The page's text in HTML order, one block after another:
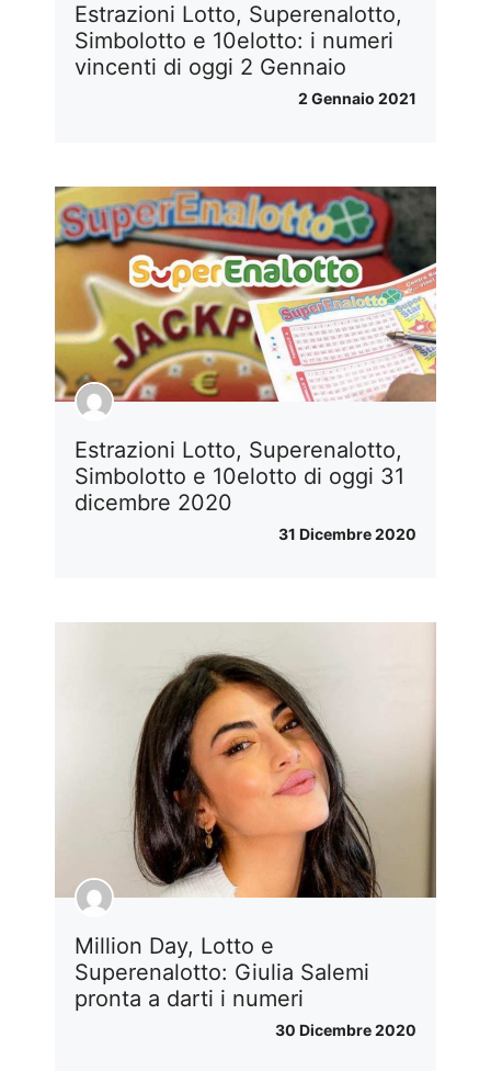
Estrazioni Lotto, Superenalotto,
Simbolotto e 10elotto: i numeri
vincenti di oggi 2 Gennaio
2 Gennaio 2021
Estrazioni Lotto, Superenalotto,
Simbolotto e 10elotto di oggi 31
dicembre 2020
31 Dicembre 2020
Million Day, Lotto e
Superenalotto: Giulia Salemi
pronta a darti i numeri
30 Dicembre 2020